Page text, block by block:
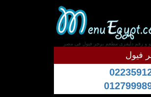
و رقم دليفرى مطعم برجر فيول فى مصر
فيول